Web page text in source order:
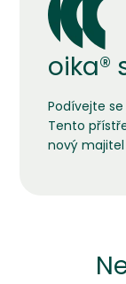
oika®
Podívejte
Tento
nový